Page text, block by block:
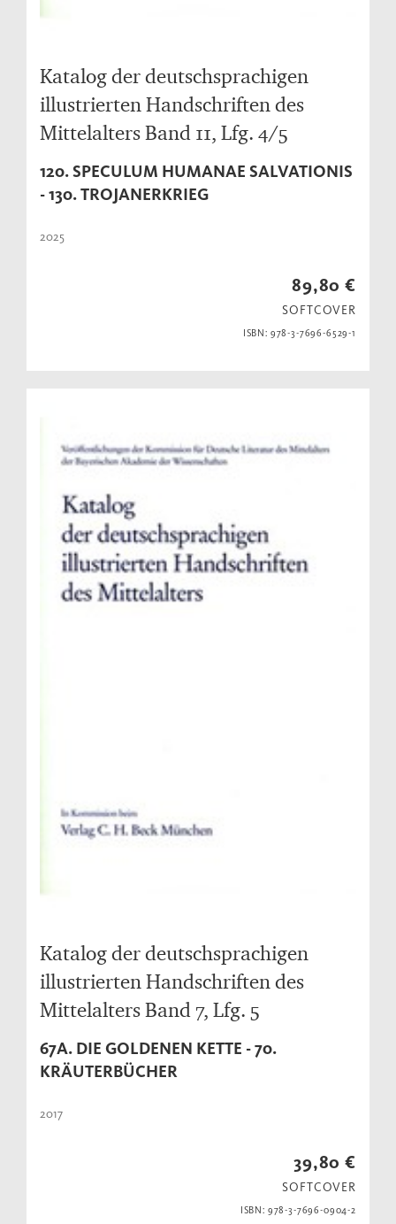
Katalog der deutschsprachigen
illustrierten Handschriften des
Mittelalters Band 11, Lfg. 4/5
120. SPECULUM HUMANAE SALVATIONIS
- 130. TROJANERKRIEG
2025
89,80 €
SOFTCOVER
ISBN: 978-3-7696-6529-1
Katalog der deutschsprachigen
illustrierten Handschriften des
Mittelalters Band 7, Lfg. 5
67A. DIE GOLDENEN KETTE - 70.
KRÄUTERBÜCHER
2017
39,80 €
SOFTCOVER
ISBN: 978-3-7696-0904-2